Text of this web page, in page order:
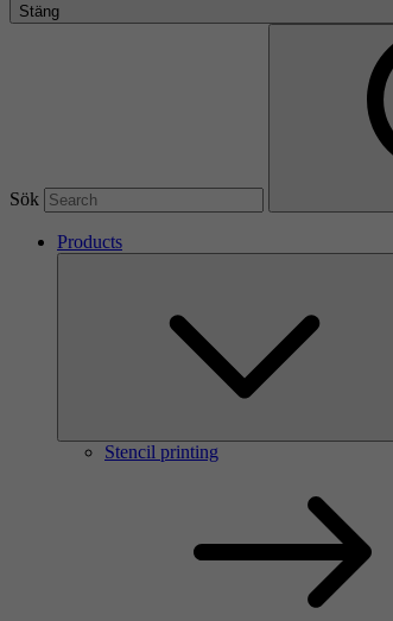
Stäng
Sök
Products
Stencil printing